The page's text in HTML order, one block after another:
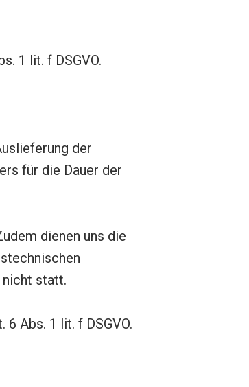
1 lit. f DSGVO.
der
für die Dauer der
dienen uns die
nicht statt.
Abs. 1 lit. f DSGVO.